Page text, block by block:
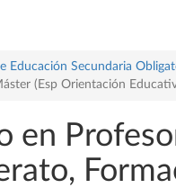
Educación Secundaria
(Esp Orientación
en